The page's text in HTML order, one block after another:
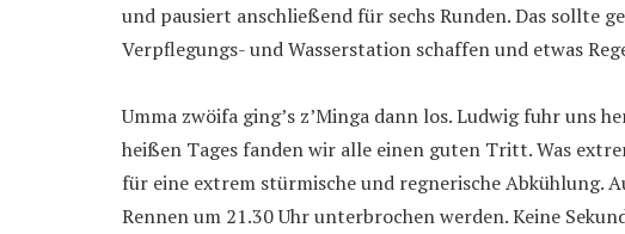
und pausiert anschließend für sechs Runden. Das sollte
Verpflegungs- und Wasserstation schaffen und etwas
Umma zwöifa ging’s z’Minga dann los. Ludwig fuhr uns
heißen Tages fanden wir alle einen guten Tritt. Was
für eine extrem stürmische und regnerische Abkühlung.
Rennen um 21.30 Uhr unterbrochen werden. Keine